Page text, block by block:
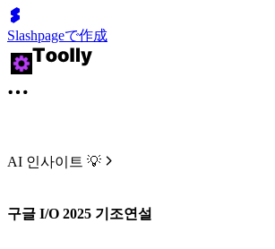
Slashpageで作成
AI 인사이트 💡
구글 I/O 2025 기조연설